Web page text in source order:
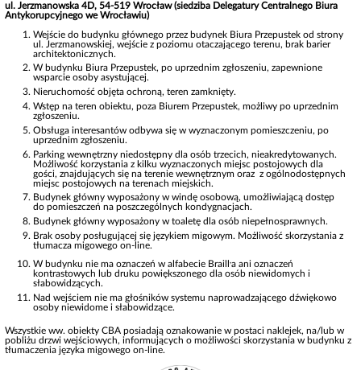
ul. Jerzmanowska 4D, 54-519 Wrocław (siedziba Delegatury Centralnego Biura
Antykorupcyjnego we Wrocławiu)
Wejście do budynku głównego przez budynek Biura Przepustek od strony
ul. Jerzmanowskiej, wejście z poziomu otaczającego terenu, brak barier
architektonicznych.
W budynku Biura Przepustek, po uprzednim zgłoszeniu, zapewnione
wsparcie osoby asystującej.
Nieruchomość objęta ochroną, teren zamknięty.
Wstęp na teren obiektu, poza Biurem Przepustek, możliwy po uprzednim
zgłoszeniu.
Obsługa interesantów odbywa się w wyznaczonym pomieszczeniu, po
uprzednim zgłoszeniu.
Parking wewnętrzny niedostępny dla osób trzecich, nieakredytowanych.
Możliwość korzystania z kilku wyznaczonych miejsc postojowych dla
gości, znajdujących się na terenie wewnętrznym oraz z ogólnodostępnych
miejsc postojowych na terenach miejskich.
Budynek główny wyposażony w windę osobową, umożliwiającą dostęp
do pomieszczeń na poszczególnych kondygnacjach.
Budynek główny wyposażony w toaletę dla osób niepełnosprawnych.
Brak osoby posługującej się językiem migowym. Możliwość skorzystania z
tłumacza migowego on-line.
W budynku nie ma oznaczeń w alfabecie Braill
a ani oznaczeń
kontrastowych lub druku powiększonego dla osób niewidomych i
słabowidzących.
Nad wejściem nie ma głośników systemu naprowadzającego dźwiękowo
osoby niewidome i słabowidzące.
Wszystkie ww. obiekty CBA posiadają oznakowanie w postaci naklejek, na/lub w
pobliżu drzwi wejściowych, informujących o możliwości skorzystania w budynku z
tłumaczenia języka migowego on-line.